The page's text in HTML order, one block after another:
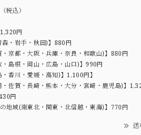
税込）
円
森・岩手・秋田)】880円
・京都・大阪・兵庫・奈良・和歌山)】880円
・島根・岡山・広島・山口)】990円
・香川・愛媛・高知)】1,100円】
・佐賀・長崎・熊本・大分・宮崎・鹿児島)】
円
の地域(南東北・関東・北信越・東海)】770円